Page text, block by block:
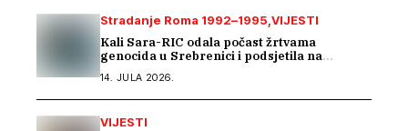
Stradanje Roma 1992–1995 VIJESTI
Kali Sara-RIC odala počast žrtvama
genocida u Srebrenici i podsjetila na
14. JULA 2026.
VIJESTI